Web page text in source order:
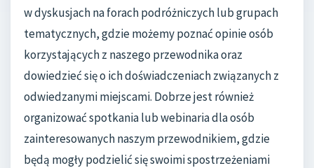
w dyskusjach na forach podróżniczych lub grupach
tematycznych, gdzie możemy poznać opinie osób
korzystających z naszego przewodnika oraz
dowiedzieć się o ich doświadczeniach związanych z
odwiedzanymi miejscami. Dobrze jest również
organizować spotkania lub webinaria dla osób
zainteresowanych naszym przewodnikiem, gdzie
będą mogły podzielić się swoimi spostrzeżeniami